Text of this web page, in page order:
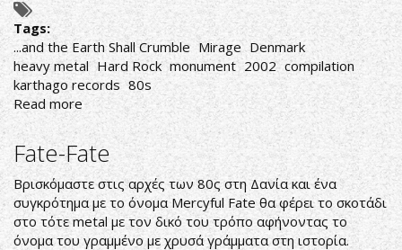
Tags:
...and the Earth Shall Crumble Mirage Denmark
heavy metal Hard Rock monument 2002 compilation
karthago records 80s
Read moreabout
Mirage-...and
the
Earth
Shall
Crumble
Fate-Fate
Βρισκόμαστε στις αρχές των 80ς στη Δανία και ένα
συγκρότημα με το όνομα Mercyful Fate θα φέρει το σκοτάδι
στο τότε metal με τον δικό του τρόπο αφήνοντας το
όνομα του γραμμένο με χρυσά γράμματα στη ιστορία.